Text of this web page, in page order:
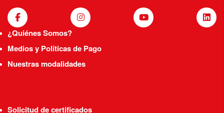
¿Quiénes Somos?
Medios y Políticas de Pago
Nuestras modalidades
Solicitud de certificados